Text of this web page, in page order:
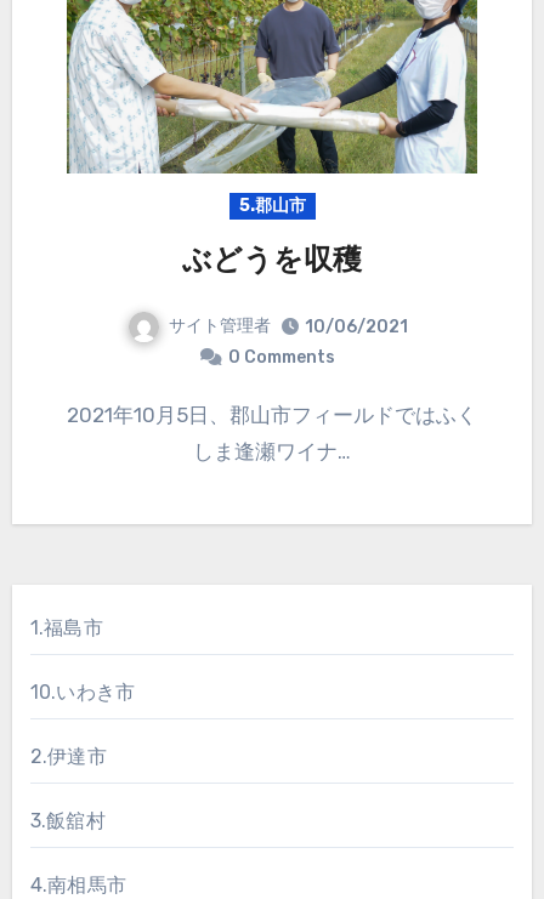
5.郡山市
ぶどうを収穫
サイト管理者
10/06/2021
0 Comments
2021年10月5日、郡山市フィールドではふく
しま逢瀬ワイナ…
1.福島市
10.いわき市
2.伊達市
3.飯舘村
4.南相馬市